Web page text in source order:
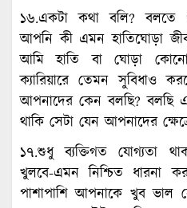
১৬.একটা কথা বলি? বলতে
আপনি কী এমন হাতিঘোড়া
আমি হাতি বা ঘোড়া
ক্যারিয়ারে তেমন সুবিধাও
আপনাদের কেন বলছি? বলছি
থাকি সেটা যেন আপনাদের
১৭.শুধু ব্যক্তিগত যোগ্যতা
খুলবে-এমন নিশ্চিত ধারনা
পাশাপাশি আপনাকে খুব ভাল